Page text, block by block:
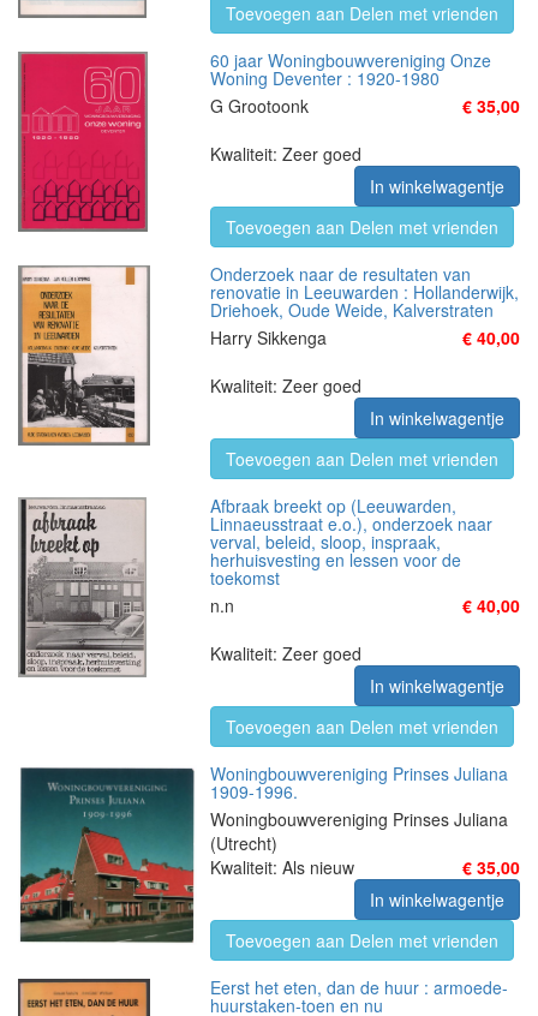
Toevoegen aan Delen met vrienden
60 jaar Woningbouwvereniging Onze
Woning Deventer : 1920-1980
G Grootoonk
€ 35,00
Kwaliteit: Zeer goed
In winkelwagentje
Toevoegen aan Delen met vrienden
Onderzoek naar de resultaten van
renovatie in Leeuwarden : Hollanderwijk,
Driehoek, Oude Weide, Kalverstraten
Harry Sikkenga
€ 40,00
Kwaliteit: Zeer goed
In winkelwagentje
Toevoegen aan Delen met vrienden
Afbraak breekt op (Leeuwarden,
Linnaeusstraat e.o.), onderzoek naar
verval, beleid, sloop, inspraak,
herhuisvesting en lessen voor de
toekomst
n.n
€ 40,00
Kwaliteit: Zeer goed
In winkelwagentje
Toevoegen aan Delen met vrienden
Woningbouwvereniging Prinses Juliana
1909-1996.
Woningbouwvereniging Prinses Juliana
(Utrecht)
€ 35,00
Kwaliteit: Als nieuw
In winkelwagentje
Toevoegen aan Delen met vrienden
Eerst het eten, dan de huur : armoede-
huurstaken-toen en nu